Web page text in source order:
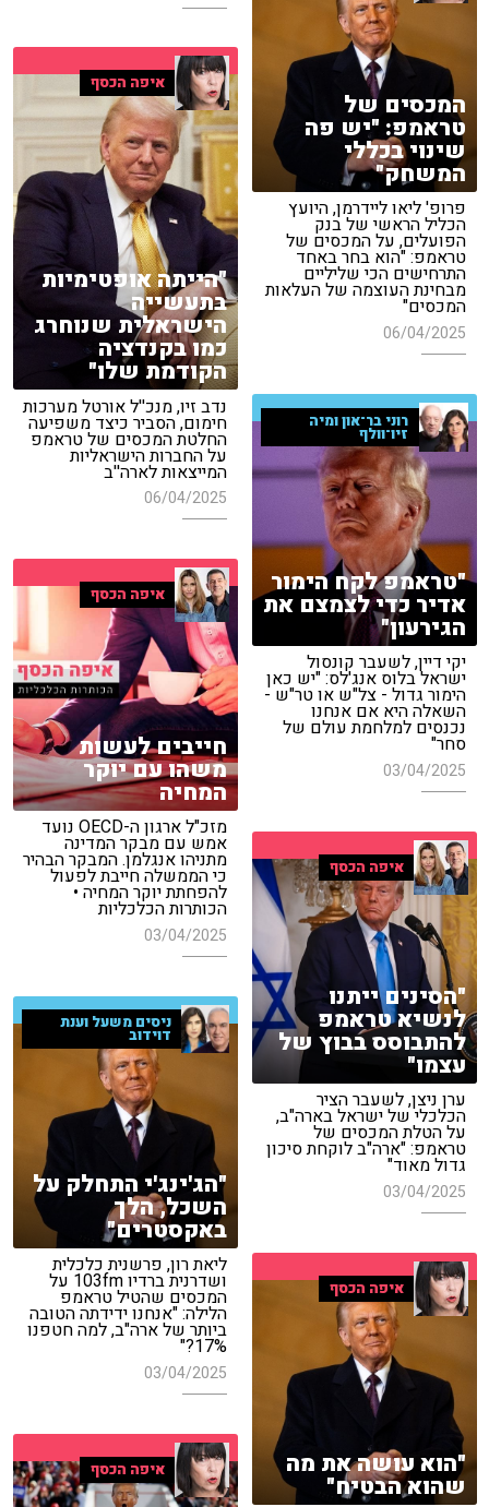
המכסים של
טראמפ: "יש פה
שינוי בכללי
המשחק"
פרופ' ליאו ליידרמן, היועץ
הכליל הראשי של בנק
הפועלים, על המכסים של
טראמפ: "הוא בחר באחד
התרחישים הכי שליליים
מבחינת העוצמה של העלאות
המכסים"
06/04/2025
איפה הכסף
"הייתה אופטימיות
בתעשייה
הישראלית שנוחרג
כמו בקנדציה
הקודמת שלו"
נדב זיו, מנכ''ל אורטל מערכות
חימום, הסביר כיצד משפיעה
החלטת המכסים של טראמפ
על החברות הישראליות
המייצאות לארה''ב
06/04/2025
רוני בר־און ומיה
זיו־וולף
"טראמפ לקח הימור
אדיר כדי לצמצם את
הגירעון"
יקי דיין, לשעבר קונסול
ישראל בלוס אנג'לס: "יש כאן
הימור גדול - צל"ש או טר"ש -
השאלה היא אם אנחנו
נכנסים למלחמת עולם של
סחר"
03/04/2025
איפה הכסף
חייבים לעשות
משהו עם יוקר
המחיה
מזכ"ל ארגון ה-OECD נועד
אמש עם מבקר המדינה
מתניהו אנגלמן. המבקר הבהיר
כי הממשלה חייבת לפעול
להפחתת יוקר המחיה •
הכותרות הכלכליות
03/04/2025
איפה הכסף
"הסינים ייתנו
לנשיא טראמפ
להתבוסס בבוץ של
עצמו"
ערן ניצן, לשעבר הציר
הכלכלי של ישראל בארה"ב,
על הטלת המכסים של
טראמפ: "ארה"ב לוקחת סיכון
גדול מאוד"
03/04/2025
ניסים משעל וענת
דוידוב
"הג'ינג'י התחלק על
השכל, הלך
באקסטרים"
ליאת רון, פרשנית כלכלית
ושדרנית ברדיו 103fm על
המכסים שהטיל טראמפ
הלילה: "אנחנו ידידתה הטובה
ביותר של ארה"ב, למה חטפנו
17%?"
03/04/2025
איפה הכסף
"הוא עושה את מה
שהוא הבטיח"
איפה הכסף